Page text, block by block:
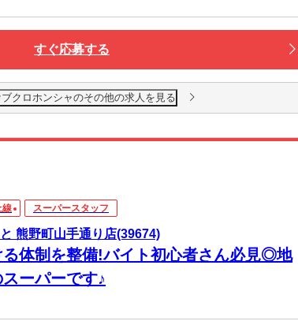
すぐ応募する
クロホンシャのその他の求人を見る
線 スーパースタッフ
熊野町山手通り店(39674)
る体制を整備!バイト初心者さん必見◎地
ーパーです♪